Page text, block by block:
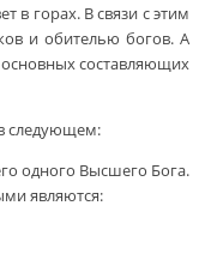
в горах. В связи с этим
и обителью богов. А
составляющих
следующем:
одного Высшего Бога.
являются: